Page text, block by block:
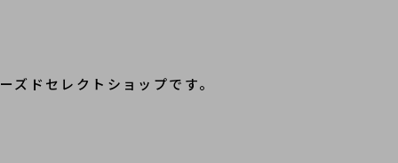
ドセレクトショップです。